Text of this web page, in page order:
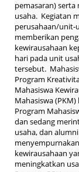
pemasaran)
usaha. Kegiatan
perusahaan/unit-
memberikan
kewirausahaan
hari pada unit
tersebut.
Program
Mahasiswa
Mahasiswa (PKM)
Program
dan sedang
usaha, dan
kewirausahaan
meningkatkan